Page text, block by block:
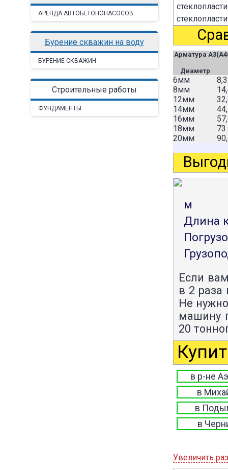
АРЕНДА АВТОБЕТОНОНАСОСОВ
Бурение скважин на воду
БУРЕНИЕ СКВАЖИН
Строительные работы
ФУНДАМЕНТЫ
Арматура
Диаметр
6мм
8мм
12мм
14мм
16мм
18мм
20мм
м
Длина
Если
в 2 раза
Не
машину
20
в р-не
в
в
в
Увеличить